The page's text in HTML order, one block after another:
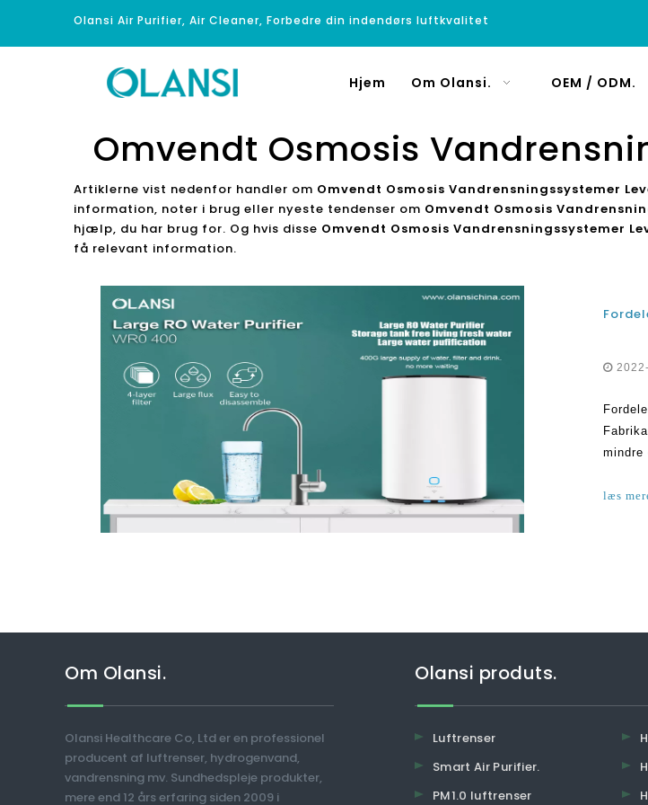
Olansi Air Purifier, Air Cleaner, Forbedre din indendørs luftkvalitet
Hjem Om Olansi. OEM / ODM.
Omvendt Osmosis
Artiklerne vist nedenfor handler om Omvendt Osmosis Vandrensningssystemer
information, noter i brug eller nyeste tendenser om Omvendt Osmosis
hjælp, du har brug for. Og hvis disse Omvendt Osmosis Vandrensningssystemer
få relevant information.
mindre
læs
Om Olansi.
Olansi Healthcare Co, Ltd er en professionel
producent af luftrenser, hydrogenvand,
vandrensning mv. Sundhedspleje produkter,
mere end 12 års erfaring siden 2009 i
Olansi produts.
Luftrenser
Smart Air Purifier.
PM1.0 luftrenser